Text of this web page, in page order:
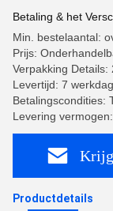
Betaling & het
Min. bestelaantal:
Prijs:
Verpakking Details:
Levertijd: 7
Betalingscondities:
Levering
Productdetails